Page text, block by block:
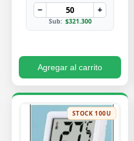
− +
Sub: $321.300
Agregar al carrito
STOCK 100U